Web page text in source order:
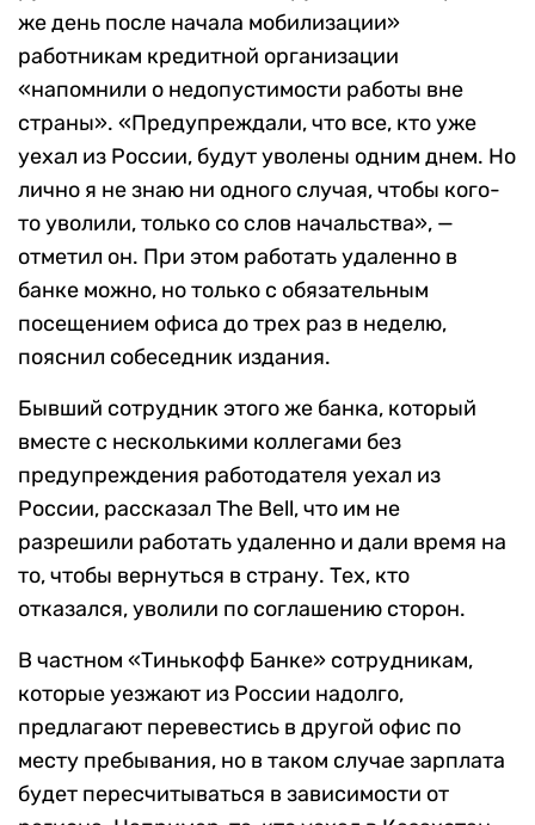
же день после начала мобилизации»
работникам кредитной организации
«напомнили о недопустимости работы вне
страны». «Предупреждали, что все, кто уже
уехал из России, будут уволены одним днем. Но
лично я не знаю ни одного случая, чтобы кого-
то уволили, только со слов начальства», —
отметил он. При этом работать удаленно в
банке можно, но только с обязательным
посещением офиса до трех раз в неделю,
пояснил собеседник издания.
Бывший сотрудник этого же банка, который
вместе с несколькими коллегами без
предупреждения работодателя уехал из
России, рассказал The Bell, что им не
разрешили работать удаленно и дали время на
то, чтобы вернуться в страну. Тех, кто
отказался, уволили по соглашению сторон.
В частном «Тинькофф Банке» сотрудникам,
которые уезжают из России надолго,
предлагают перевестись в другой офис по
месту пребывания, но в таком случае зарплата
будет пересчитываться в зависимости от